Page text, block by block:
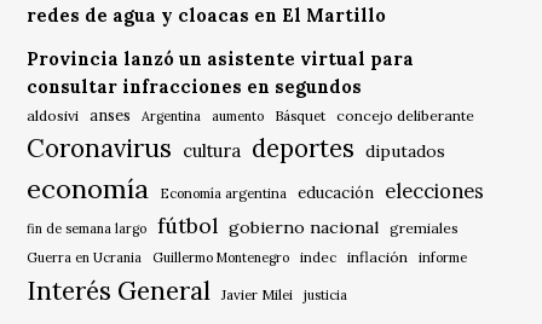
redes de agua y cloacas en El Martillo
Provincia lanzó un asistente virtual para
consultar infracciones en segundos
aldosivi anses Argentina aumento Básquet concejo deliberante
Coronavirus cultura deportes diputados
economía Economía argentina educación elecciones
fin de semana largo fútbol gobierno nacional gremiales
Guerra en Ucrania Guillermo Montenegro indec inflación informe
Interés General Javier Milei justicia